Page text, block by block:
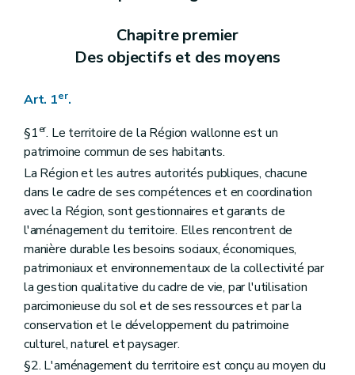
Art. 22
Art. 23
Section 3 (Destination et prescriptions générales des zones, tracés de réseaux d'infrastructures principales
Art. 24
Art. 28
Art. 29
Art. 30
Art. 31
Art. 31bis
Art. 32
Art. 33
Art. 34
Art. 34bis
Art. 35
Art. 36
Art. 37
Art. 38
Art. 39
Art. 39bis
Art. 40
Art. 41
Chapitre premier
Des objectifs et des moyens
Art. 1er.
§1er. Le territoire de la Région wallonne est un
patrimoine commun de ses habitants.
La Région et les autres autorités publiques, chacune
dans le cadre de ses compétences et en coordination
avec la Région, sont gestionnaires et garants de
l'aménagement du territoire. Elles rencontrent de
manière durable les besoins sociaux, économiques,
patrimoniaux et environnementaux de la collectivité par
la gestion qualitative du cadre de vie, par l'utilisation
parcimonieuse du sol et de ses ressources et par la
conservation et le développement du patrimoine
culturel, naturel et paysager.
§2. L'aménagement du territoire est conçu au moyen du